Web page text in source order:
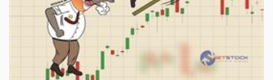
NGHIỆP